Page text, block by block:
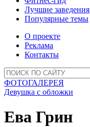
Лучшие заведения
Популярные темы
О проекте
Реклама
Контакты
ФОТОГАЛЕРЕЯ
Девушка с обложки
Ева Грин